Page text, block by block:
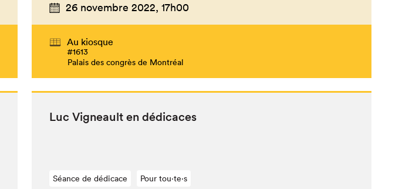
26 novembre 2022, 17h00
Au kiosque
#1613
Palais des congrès de Montréal
Luc Vigneault en dédicaces
Séance de dédicace Pour tou⋅te⋅s